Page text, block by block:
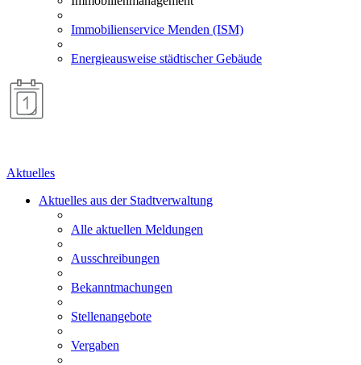
Immobilienservice Menden (ISM)
Energieausweise städtischer Gebäude
Aktuelles
Aktuelles aus der Stadtverwaltung
Alle aktuellen Meldungen
Ausschreibungen
Bekanntmachungen
Stellenangebote
Vergaben